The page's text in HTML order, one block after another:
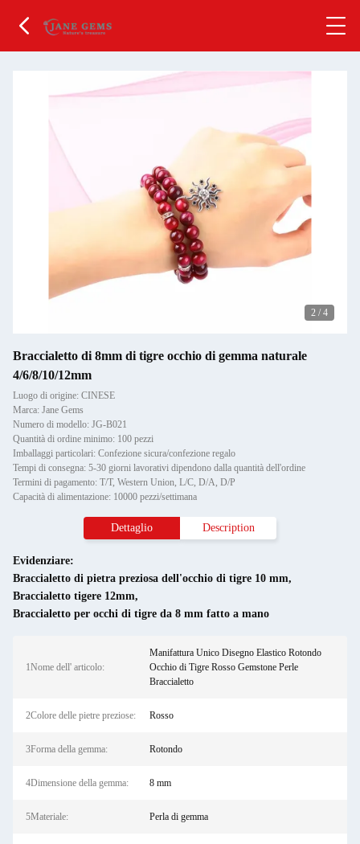
2 / 4
Braccialetto di 8mm di tigre occhio di gemma naturale
4/6/8/10/12mm
Luogo di origine: CINESE
Marca: Jane Gems
Numero di modello: JG-B021
Quantità di ordine minimo: 100 pezzi
Imballaggi particolari: Confezione sicura/confezione regalo
Tempi di consegna: 5-30 giorni lavorativi dipendono dalla quantità dell'ordine
Termini di pagamento: T/T, Western Union, L/C, D/A, D/P
Capacità di alimentazione: 10000 pezzi/settimana
Dettaglio Description
Evidenziare:
Braccialetto di pietra preziosa dell'occhio di tigre 10 mm,
Braccialetto tigere 12mm,
Braccialetto per occhi di tigre da 8 mm fatto a mano
1Nome dell' articolo:
Manifattura Unico Disegno Elastico Rotondo
Occhio di Tigre Rosso Gemstone Perle
Braccialetto
2Colore delle pietre preziose: Rosso
3Forma della gemma: Rotondo
4Dimensione della gemma: 8 mm
5Materiale: Perla di gemma